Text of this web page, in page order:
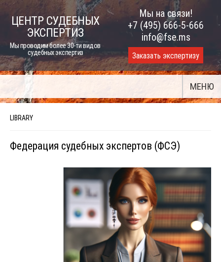
Skip
ЦЕНТР СУДЕБНЫХ
ЭКСПЕРТИЗ
Мы проводим более 30-ти видов
судебных экспертиз
Мы на связи!
+7 (495) 666-5-666
info@fse.ms
Заказать экспертизу
МЕНЮ
LIBRARY
Федерация судебных экспертов (ФСЭ)